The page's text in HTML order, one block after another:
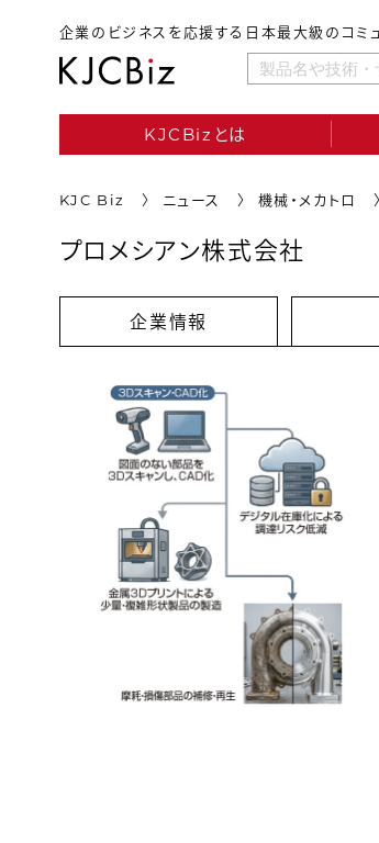
企業のビジネスを応援する日本最大級のコミュ
KJCBizとは
KJC Biz ニュース 機械・メカトロ
プロメシアン株式会社
企業情報